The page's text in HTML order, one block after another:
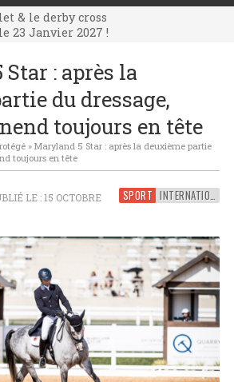
& le derby cross
23 Janvier 2027 !
23 Janvier 2027 !
: après la
du dressage,
toujours en tête
» Maryland 5 Star : après la deuxième partie
toujours en tête
SPORT INTERNATIONAL
LE : 15 OCTOBRE